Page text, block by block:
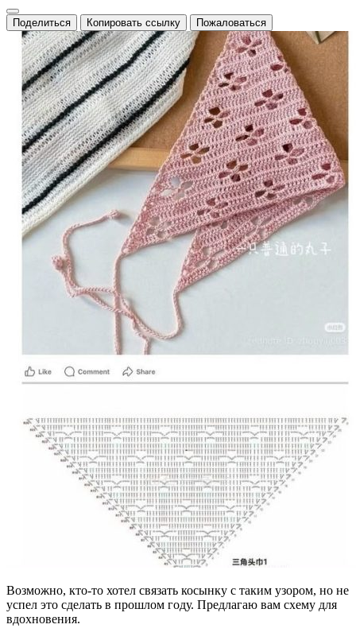
Поделиться Копировать ссылку Пожаловаться
Возможно, кто-то хотел связать косынку с таким узором, но не
успел это сделать в прошлом году. Предлагаю вам схему для
вдохновения.